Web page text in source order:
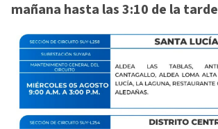
mañana hasta las 3:10 de la tarde